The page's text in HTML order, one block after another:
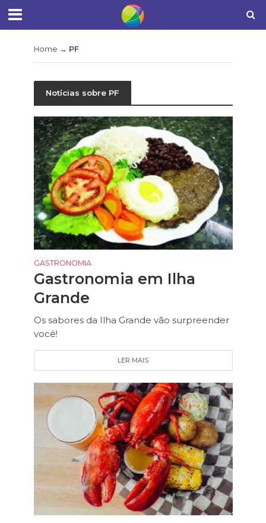
Home → PF
Notícias sobre PF
GASTRONOMIA
Gastronomia em Ilha
Grande
Os sabores da Ilha Grande vão surpreender
você!
LER MAIS